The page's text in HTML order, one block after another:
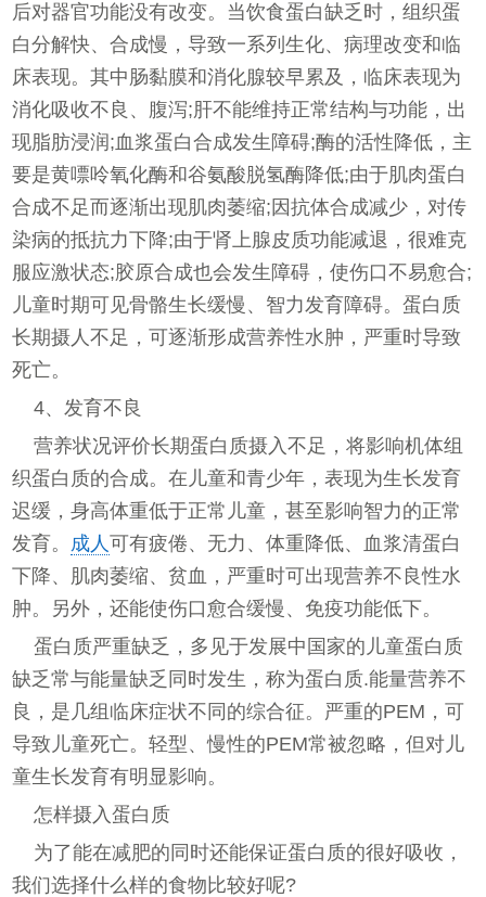
后对器官功能没有改变。当饮食蛋白缺乏时，组织蛋
白分解快、合成慢，导致一系列生化、病理改变和临
床表现。其中肠黏膜和消化腺较早累及，临床表现为
消化吸收不良、腹泻;肝不能维持正常结构与功能，出
现脂肪浸润;血浆蛋白合成发生障碍;酶的活性降低，主
要是黄嘌呤氧化酶和谷氨酸脱氢酶降低;由于肌肉蛋白
合成不足而逐渐出现肌肉萎缩;因抗体合成减少，对传
染病的抵抗力下降;由于肾上腺皮质功能减退，很难克
服应激状态;胶原合成也会发生障碍，使伤口不易愈合;
儿童时期可见骨骼生长缓慢、智力发育障碍。蛋白质
长期摄人不足，可逐渐形成营养性水肿，严重时导致
死亡。
4、发育不良
营养状况评价长期蛋白质摄入不足，将影响机体组
织蛋白质的合成。在儿童和青少年，表现为生长发育
迟缓，身高体重低于正常儿童，甚至影响智力的正常
发育。 成人可有疲倦、无力、体重降低、血浆清蛋白
下降、肌肉萎缩、贫血，严重时可出现营养不良性水
肿。另外，还能使伤口愈合缓慢、免疫功能低下。
蛋白质严重缺乏，多见于发展中国家的儿童蛋白质
缺乏常与能量缺乏同时发生，称为蛋白质.能量营养不
良，是几组临床症状不同的综合征。严重的PEM，可
导致儿童死亡。轻型、慢性的PEM常被忽略，但对儿
童生长发育有明显影响。
怎样摄入蛋白质
为了能在减肥的同时还能保证蛋白质的很好吸收，
我们选择什么样的食物比较好呢?